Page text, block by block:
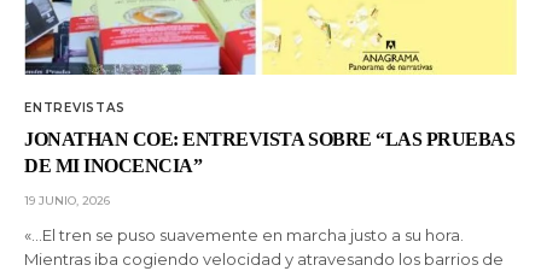
ENTREVISTAS
JONATHAN COE: ENTREVISTA SOBRE “LAS PRUEBAS
DE MI INOCENCIA”
19 JUNIO, 2026
«…El tren se puso suavemente en marcha justo a su hora.
Mientras iba cogiendo velocidad y atravesando los barrios de